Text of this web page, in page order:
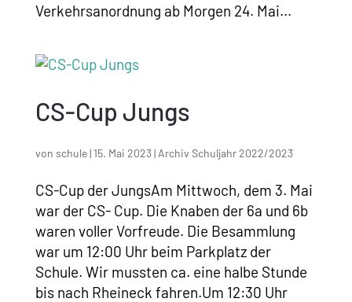
Verkehrsanordnung ab Morgen 24. Mai...
CS-Cup Jungs
von schule| 15. Mai 2023| Archiv Schuljahr 2022/2023
CS-Cup der JungsAm Mittwoch, dem 3. Mai
war der CS- Cup. Die Knaben der 6a und 6b
waren voller Vorfreude. Die Besammlung
war um 12:00 Uhr beim Parkplatz der
Schule. Wir mussten ca. eine halbe Stunde
bis nach Rheineck fahren.Um 12:30 Uhr